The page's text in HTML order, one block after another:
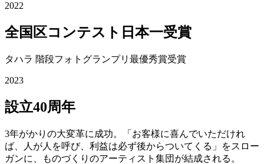
2022
全国区コンテスト日本一受賞
タハラ 階段フォトグランプリ最優秀賞受賞
2023
設立40周年
3年がかりの大変革に成功。「お客様に喜んでいただけれ
ば、人が人を呼び、利益は必ず後からついてくる」をスロー
ガンに、ものづくりのアーティスト集団が結成される。